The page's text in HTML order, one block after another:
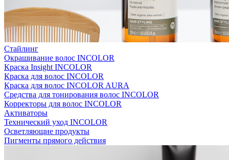
Стайлинг
Окрашивание волос INCOLOR
Краска Insight INCOLOR
Краска для волос INCOLOR
Краска для волос INCOLOR AURA
Средства для тонирования волос INCOLOR
Корректоры для волос INCOLOR
Активаторы
Технический уход INCOLOR
Осветляющие продукты
Пигменты прямого действия